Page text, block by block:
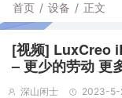
首页 / 设备 / 正文
[视频] LuxCreo
– 更少的劳动 更
深山闲士 2023-5-